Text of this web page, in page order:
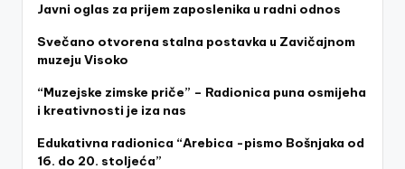
Javni oglas za prijem zaposlenika u radni odnos
Svečano otvorena stalna postavka u Zavičajnom
muzeju Visoko
“Muzejske zimske priče” – Radionica puna osmijeha
i kreativnosti je iza nas
Edukativna radionica “Arebica -pismo Bošnjaka od
16. do 20. stoljeća”